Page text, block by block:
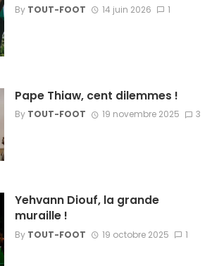
By TOUT-FOOT 14 juin 2026 1
Pape Thiaw, cent dilemmes !
By TOUT-FOOT 19 novembre 2025 3
Yehvann Diouf, la grande
muraille !
By TOUT-FOOT 19 octobre 2025 1